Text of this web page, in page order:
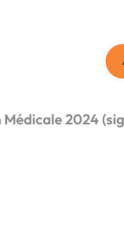
2024